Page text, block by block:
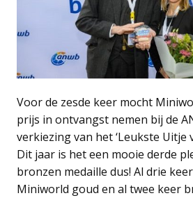
Voor de zesde keer mocht
prijs in ontvangst nemen bij de
verkiezing van het ‘Leukste Uitje
Dit jaar is het een mooie derde
bronzen medaille dus! Al drie
Miniworld goud en al twee keer